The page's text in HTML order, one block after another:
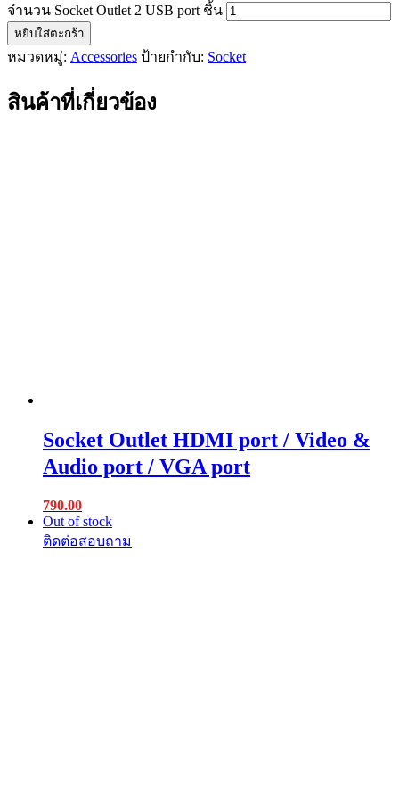
จำนวน Socket Outlet 2 USB port ชิ้น
หยิบใส่ตะกร้า
หมวดหมู่: Accessories ป้ายกำกับ: Socket
สินค้าที่เกี่ยวข้อง
Socket Outlet HDMI port / Video &
Audio port / VGA port
790.00
Out of stock